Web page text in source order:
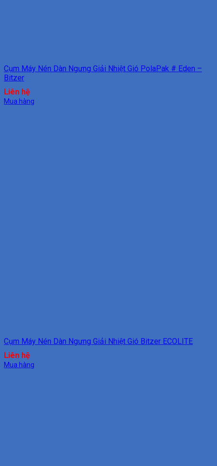
Cụm Máy Nén Dàn Ngưng Giải Nhiệt Gió PolaPak # Eden –
Bitzer
Liên hệ
Mua hàng
Cụm Máy Nén Dàn Ngưng Giải Nhiệt Gió Bitzer ECOLITE
Liên hệ
Mua hàng